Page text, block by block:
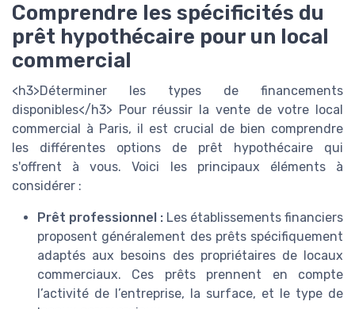
Comprendre les spécificités du
prêt hypothécaire pour un local
commercial
<h3>Déterminer les types de financements
disponibles</h3> Pour réussir la vente de votre local
commercial à Paris, il est crucial de bien comprendre
les différentes options de prêt hypothécaire qui
s'offrent à vous. Voici les principaux éléments à
considérer :
Prêt professionnel : Les établissements financiers
proposent généralement des prêts spécifiquement
adaptés aux besoins des propriétaires de locaux
commerciaux. Ces prêts prennent en compte
l’activité de l’entreprise, la surface, et le type de